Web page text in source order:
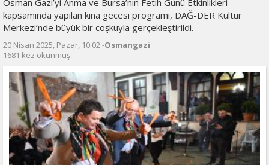
Osman Gazi’yi Anma ve Bursa’nın Fetih Günü Etkinlikleri
kapsamında yapılan kına gecesi programı, DAĞ-DER Kültür
Merkezi’nde büyük bir coşkuyla gerçekleştirildi.
20 Nisan 2025, Pazar, 10:02 -Osmangazi
1681 kez okunmuş.